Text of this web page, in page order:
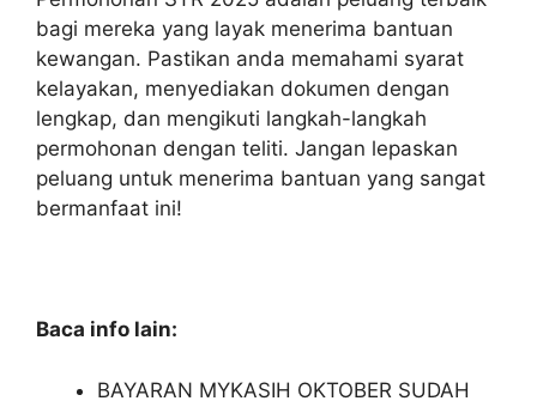
bagi mereka yang layak menerima bantuan
kewangan. Pastikan anda memahami syarat
kelayakan, menyediakan dokumen dengan
lengkap, dan mengikuti langkah-langkah
permohonan dengan teliti. Jangan lepaskan
peluang untuk menerima bantuan yang sangat
bermanfaat ini!
Baca info lain:
BAYARAN MYKASIH OKTOBER SUDAH